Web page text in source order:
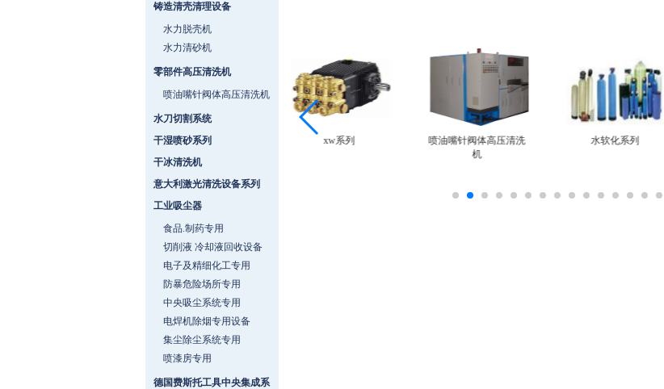
铸造清壳清理设备
水力脱壳机
水力清砂机
零部件高压清洗机
喷油嘴针阀体高压清洗机
水刀切割系统
干湿喷砂系列
干冰清洗机
意大利激光清洗设备系列
工业吸尘器
食品.制药专用
切削液 冷却液回收设备
电子及精细化工专用
防暴危险场所专用
中央吸尘系统专用
电焊机除烟专用设备
集尘除尘系统专用
喷漆房专用
德国费斯托工具中央集成系
MH1713 xw系列
喷油嘴针阀体高压清洗
机
水软化系列